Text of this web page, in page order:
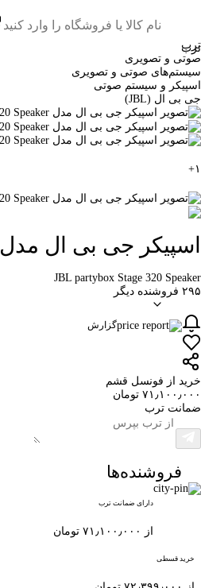
ترب
ترب
صوتی و تصویری
سیستم‌های صوتی و تصویری
اسپیکر و سیستم صوتی
جی بی ال (JBL)
۱+
اسپیکر جی بی ال مدل partybox Stage 320
JBL partybox Stage 320 Speaker
۲۹۵ فروشنده دیگر
گزارش
خرید از فونسل قشم
۷۱٫۱۰۰٫۰۰۰ تومان
ضمانت ترب
فروشنده‌ها
دارای ضمانت ترب
از ۷۱٫۱۰۰٫۰۰۰ تومان
خرید قسطی